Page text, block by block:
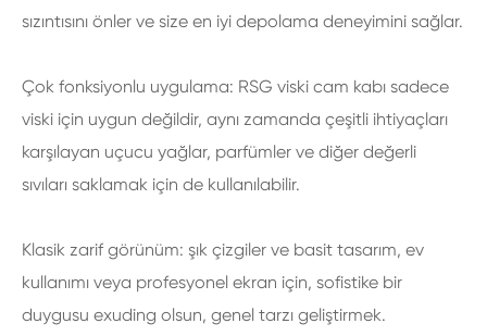
sızıntısını önler ve size en iyi depolama deneyimini sağlar.
Çok fonksiyonlu uygulama: RSG viski cam kabı sadece
viski için uygun değildir, aynı zamanda çeşitli ihtiyaçları
karşılayan uçucu yağlar, parfümler ve diğer değerli
sıvıları saklamak için de kullanılabilir.
Klasik zarif görünüm: şık çizgiler ve basit tasarım, ev
kullanımı veya profesyonel ekran için, sofistike bir
duygusu exuding olsun, genel tarzı geliştirmek.